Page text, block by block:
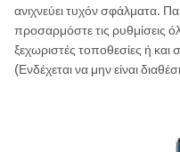
ανιχνεύει τυχόν σφάλματα.
προσαρμόστε τις ρυθμίσεις
ξεχωριστές τοποθεσίες ή
(Ενδέχεται να μην είναι